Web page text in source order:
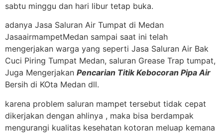
sabtu minggu dan hari libur tetap buka.
adanya Jasa Saluran Air Tumpat di Medan
JasaairmampetMedan sampai saat ini telah
mengerjakan warga yang seperti Jasa Saluran Air Bak
Cuci Piring Tumpat Medan, saluran Grease Trap tumpat,
Juga Mengerjakan Pencarian Titik Kebocoran Pipa Air
Bersih di KOta Medan dll.
karena problem saluran mampet tersebut tidak cepat
dikerjakan dengan ahlinya , maka bisa berdampak
mengurangi kualitas kesehatan kotoran meluap kemana